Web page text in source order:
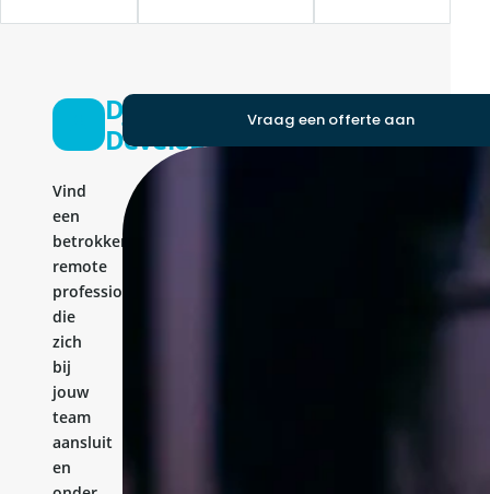
Django
Developer
Vind
een
betrokken
remote
professional
die
zich
bij
jouw
team
aansluit
en
Vraag een offerte aan